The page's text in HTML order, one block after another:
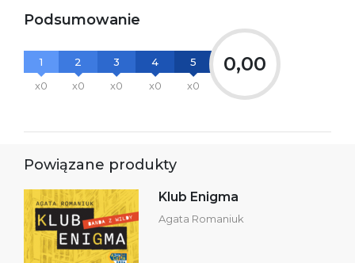
Podsumowanie
1
x0
2
x0
3
x0
4
x0
5
x0
0,00
Powiązane produkty
Klub Enigma
Agata Romaniuk